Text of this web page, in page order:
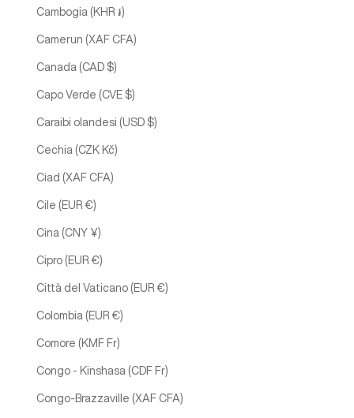
Cambogia (KHR ៛)
Camerun (XAF CFA)
Canada (CAD $)
Capo Verde (CVE $)
Caraibi olandesi (USD $)
Cechia (CZK Kč)
Ciad (XAF CFA)
Cile (EUR €)
Cina (CNY ¥)
Cipro (EUR €)
Città del Vaticano (EUR €)
Colombia (EUR €)
Comore (KMF Fr)
Congo - Kinshasa (CDF Fr)
Congo-Brazzaville (XAF CFA)